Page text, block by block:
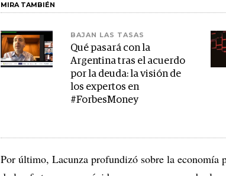
MIRA TAMBIÉN
BAJAN LAS TASAS
Qué pasará con la
Argentina tras el acuerdo
por la deuda: la visión de
los expertos en
#ForbesMoney
Por último, Lacunza profundizó sobre la economía